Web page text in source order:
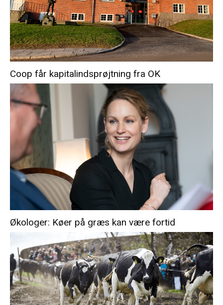
Coop får kapitalindsprøjtning fra OK
Økologer: Køer på græs kan være fortid